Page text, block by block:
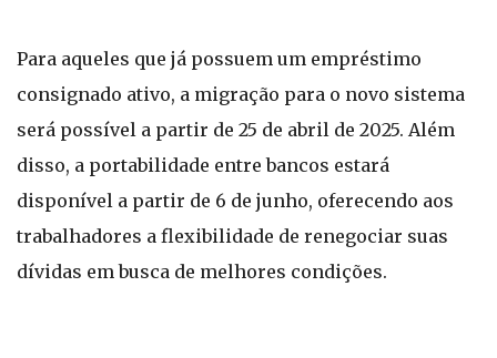
Para aqueles que já possuem um empréstimo
consignado ativo, a migração para o novo sistema
será possível a partir de 25 de abril de 2025. Além
disso, a portabilidade entre bancos estará
disponível a partir de 6 de junho, oferecendo aos
trabalhadores a flexibilidade de renegociar suas
dívidas em busca de melhores condições.